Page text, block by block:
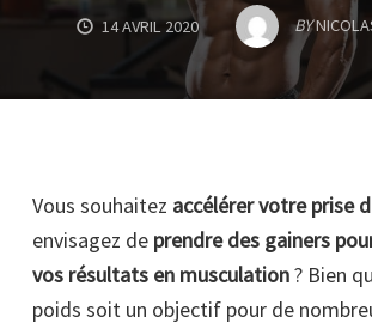
14 AVRIL 2020 BY
Vous souhaitez accélérer votre prise
envisagez de prendre des gainers
vos résultats en musculation? Bien
poids soit un objectif pour de